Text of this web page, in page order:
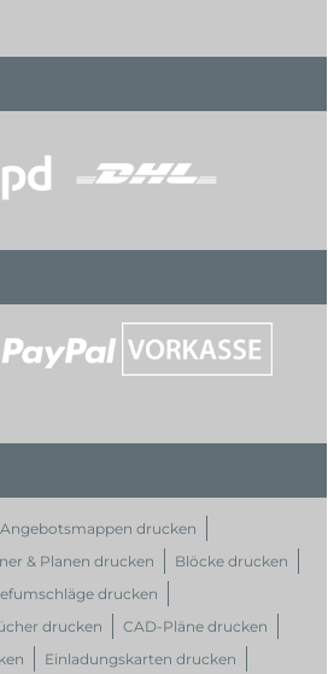
Angebotsmappen drucken
& Planen drucken
Blöcke drucken
drucken
drucken
CAD-Pläne drucken
Einladungskarten drucken